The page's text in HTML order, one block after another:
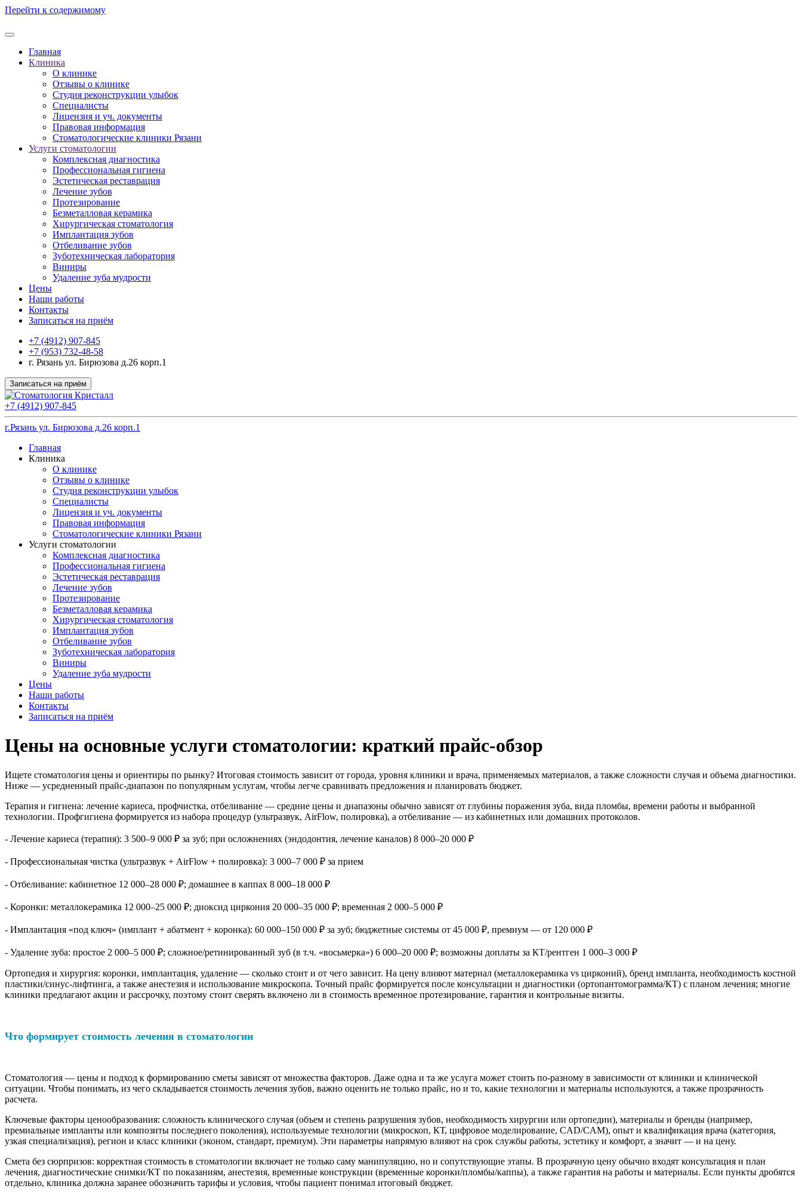
Перейти к содержимому
Главная
Клиника
О клинике
Отзывы о клинике
Студия реконструкции улыбок
Специалисты
Лицензия и уч. документы
Правовая информация
Стоматологические клиники Рязани
Услуги стоматологии
Комплексная диагностика
Профессиональная гигиена
Эстетическая реставрация
Лечение зубов
Протезирование
Безметалловая керамика
Хирургическая стоматология
Имплантация зубов
Отбеливание зубов
Зуботехническая лаборатория
Виниры
Удаление зуба мудрости
Цены
Наши работы
Контакты
Записаться на приём
+7 (4912) 907-845
+7 (953) 732-48-58
г. Рязань ул. Бирюзова д.26 корп.1
Записаться на приём
+7 (4912) 907-845
г.Рязань ул. Бирюзова д.26 корп.1
Главная
Клиника
О клинике
Отзывы о клинике
Студия реконструкции улыбок
Специалисты
Лицензия и уч. документы
Правовая информация
Стоматологические клиники Рязани
Услуги стоматологии
Комплексная диагностика
Профессиональная гигиена
Эстетическая реставрация
Лечение зубов
Протезирование
Безметалловая керамика
Хирургическая стоматология
Имплантация зубов
Отбеливание зубов
Зуботехническая лаборатория
Виниры
Удаление зуба мудрости
Цены
Наши работы
Контакты
Записаться на приём
Цены на основные услуги стоматологии: краткий прайс-обзор
Ищете стоматология цены и ориентиры по рынку? Итоговая стоимость зависит от города, уровня клиники и врача, применяемых материалов, а также сложности случая и объема диагностики.
Ниже — усредненный прайс-диапазон по популярным услугам, чтобы легче сравнивать предложения и планировать бюджет.
Терапия и гигиена: лечение кариеса, профчистка, отбеливание — средние цены и диапазоны обычно зависят от глубины поражения зуба, вида пломбы, времени работы и выбранной
технологии. Профгигиена формируется из набора процедур (ультразвук, AirFlow, полировка), а отбеливание — из кабинетных или домашних протоколов.
- Лечение кариеса (терапия): 3 500–9 000 ₽ за зуб; при осложнениях (эндодонтия, лечение каналов) 8 000–20 000 ₽
- Профессиональная чистка (ультразвук + AirFlow + полировка): 3 000–7 000 ₽ за прием
- Отбеливание: кабинетное 12 000–28 000 ₽; домашнее в каппах 8 000–18 000 ₽
- Коронки: металлокерамика 12 000–25 000 ₽; диоксид циркония 20 000–35 000 ₽; временная 2 000–5 000 ₽
- Имплантация «под ключ» (имплант + абатмент + коронка): 60 000–150 000 ₽ за зуб; бюджетные системы от 45 000 ₽, премиум — от 120 000 ₽
- Удаление зуба: простое 2 000–5 000 ₽; сложное/ретинированный зуб (в т.ч. «восьмерка») 6 000–20 000 ₽; возможны доплаты за КТ/рентген 1 000–3 000 ₽
Ортопедия и хирургия: коронки, имплантация, удаление — сколько стоит и от чего зависит. На цену влияют материал (металлокерамика vs цирконий), бренд импланта, необходимость костной
пластики/синус-лифтинга, а также анестезия и использование микроскопа. Точный прайс формируется после консультации и диагностики (ортопантомограмма/КТ) с планом лечения; многие
клиники предлагают акции и рассрочку, поэтому стоит сверять включено ли в стоимость временное протезирование, гарантия и контрольные визиты.
Что формирует стоимость лечения в стоматологии
Стоматология — цены и подход к формированию сметы зависят от множества факторов. Даже одна и та же услуга может стоить по-разному в зависимости от клиники и клинической
ситуации. Чтобы понимать, из чего складывается стоимость лечения зубов, важно оценить не только прайс, но и то, какие технологии и материалы используются, а также прозрачность
расчета.
Ключевые факторы ценообразования: сложность клинического случая (объем и степень разрушения зубов, необходимость хирургии или ортопедии), материалы и бренды (например,
премиальные импланты или композиты последнего поколения), используемые технологии (микроскоп, КТ, цифровое моделирование, CAD/CAM), опыт и квалификация врача (категория,
узкая специализация), регион и класс клиники (эконом, стандарт, премиум). Эти параметры напрямую влияют на срок службы работы, эстетику и комфорт, а значит — и на цену.
Смета без сюрпризов: корректная стоимость в стоматологии включает не только саму манипуляцию, но и сопутствующие этапы. В прозрачную цену обычно входят консультация и план
лечения, диагностические снимки/КТ по показаниям, анестезия, временные конструкции (временные коронки/пломбы/каппы), а также гарантия на работы и материалы. Если пункты дробятся
отдельно, клиника должна заранее обозначить тарифы и условия, чтобы пациент понимал итоговый бюджет.